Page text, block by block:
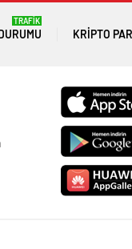
GÖNDER
HABERLERİ